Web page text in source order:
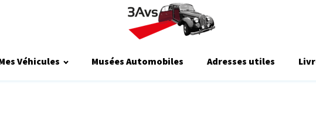
Véhicules Musées Automobiles Adresses utiles